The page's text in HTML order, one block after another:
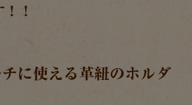
！
に使える革紐のホルダ